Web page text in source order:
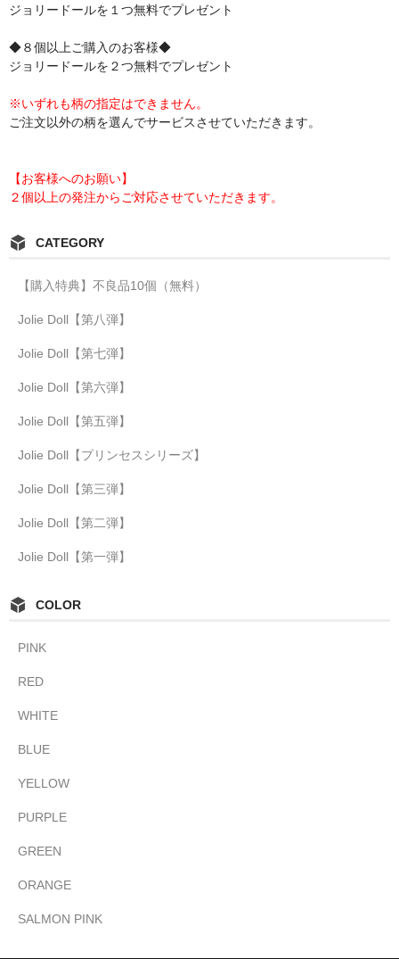
ジョリードールを１つ無料でプレゼント
◆８個以上ご購入のお客様◆
ジョリードールを２つ無料でプレゼント
※いずれも柄の指定はできません。
ご注文以外の柄を選んでサービスさせていただきます。
【お客様へのお願い】
２個以上の発注からご対応させていただきます。
CATEGORY
【購入特典】不良品10個（無料）
Jolie Doll【第八弾】
Jolie Doll【第七弾】
Jolie Doll【第六弾】
Jolie Doll【第五弾】
Jolie Doll【プリンセスシリーズ】
Jolie Doll【第三弾】
Jolie Doll【第二弾】
Jolie Doll【第一弾】
COLOR
PINK
RED
WHITE
BLUE
YELLOW
PURPLE
GREEN
ORANGE
SALMON PINK